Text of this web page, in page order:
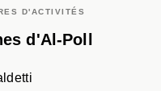
D'ACTIVITÉS
d'Al-Poll